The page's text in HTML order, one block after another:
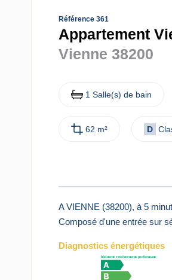
Référence 361
Appartement
Vienne 38200
1 Salle(s) de bain
62 m² D
A VIENNE (38200), à 5
Composé d'une entrée sur
Diagnostics énergétiques